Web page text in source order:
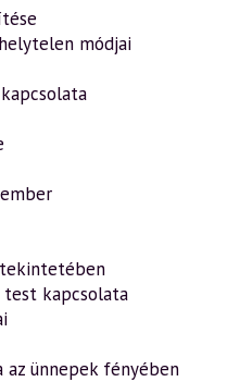
módjai
test kapcsolata
az ünnepek fényében